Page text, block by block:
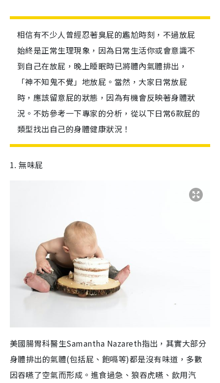
相信有不少人曾經忍著臭屁的尷尬時刻，不過放屁
始終是正常生理現象，因為日常生活你或會意識不
到自己在放屁，晚上睡眠時已將體內氣體排出，
「神不知鬼不覺」地放屁。當然，大家日常放屁
時，應該留意屁的狀態，因為有機會反映著身體狀
況。不妨參考一下專家的分析，從以下日常6款屁的
類型找出自己的身體健康狀況！
1. 無味屁
美國腸胃科醫生Samantha Nazareth指出，其實大部分
身體排出的氣體(包括屁、飽嗝等)都是沒有味道，多數
因吞嚥了空氣而形成。進食過急、狼吞虎嚥、飲用汽